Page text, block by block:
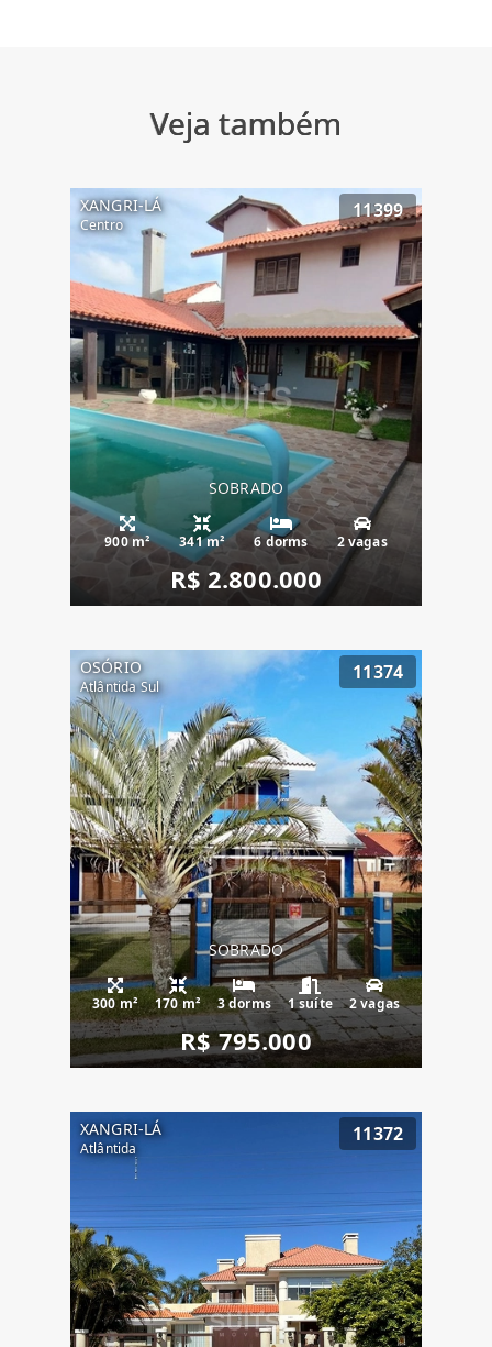
Veja também
XANGRI-LÁ
Centro
11399
SOBRADO
900 m² 341 m² 6 dorms 2 vagas
R$ 2.800.000
OSÓRIO
Atlântida Sul
11374
SOBRADO
300 m² 170 m² 3 dorms 1 suíte 2 vagas
R$ 795.000
XANGRI-LÁ
Atlântida
11372